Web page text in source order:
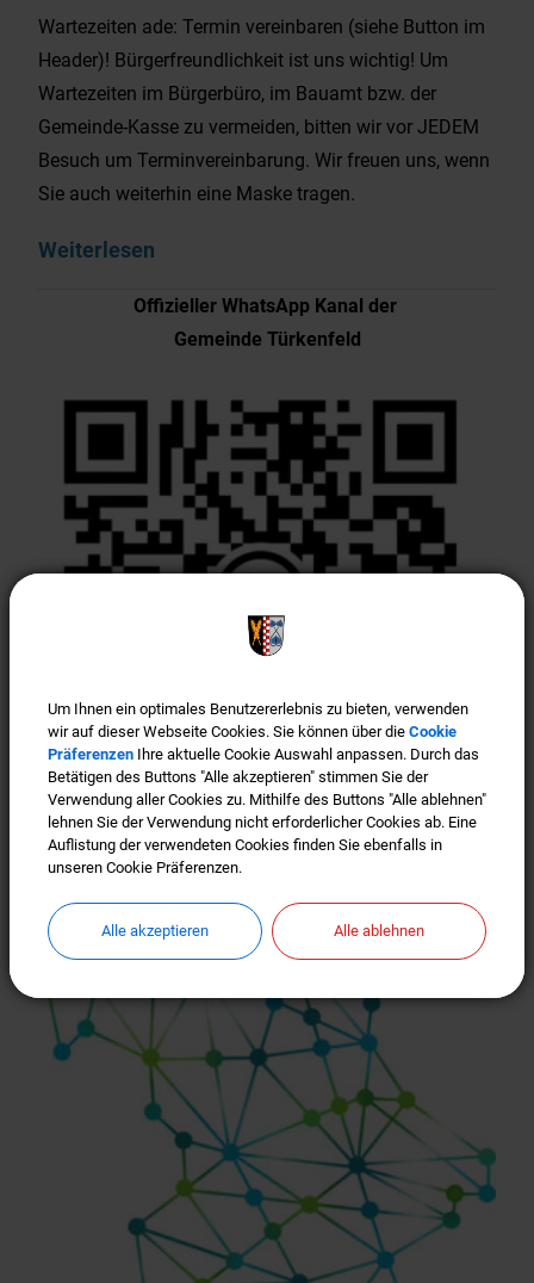
Wartezeiten ade: Termin vereinbaren (siehe Button im
Header)! Bürgerfreundlichkeit ist uns wichtig! Um
Wartezeiten im Bürgerbüro, im Bauamt bzw. der
Gemeinde-Kasse zu vermeiden, bitten wir vor JEDEM
Besuch um Terminvereinbarung. Wir freuen uns, wenn
Sie auch weiterhin eine Maske tragen.
Weiterlesen
Offizieller WhatsApp Kanal der
Gemeinde Türkenfeld
Türkenfeld ist "Gigabit-Region"
Um Ihnen ein optimales Benutzererlebnis zu bieten, verwenden
wir auf dieser Webseite Cookies. Sie können über die Cookie
Präferenzen Ihre aktuelle Cookie Auswahl anpassen. Durch das
Betätigen des Buttons "Alle akzeptieren" stimmen Sie der
Verwendung aller Cookies zu. Mithilfe des Buttons "Alle ablehnen"
lehnen Sie der Verwendung nicht erforderlicher Cookies ab. Eine
Auflistung der verwendeten Cookies finden Sie ebenfalls in
unseren Cookie Präferenzen.
Alle akzeptieren Alle ablehnen
Um Ihnen ein optimales Benutzererlebnis zu bieten, verwenden
wir auf dieser Webseite Cookies. Sie können über die Cookie
Präferenzen Ihre aktuelle Cookie Auswahl anpassen. Durch das
Betätigen des Buttons "Alle akzeptieren" stimmen Sie der
Verwendung aller Cookies zu. Mithilfe des Buttons "Alle ablehnen"
lehnen Sie der Verwendung nicht erforderlicher Cookies ab. Eine
Auflistung der verwendeten Cookies finden Sie ebenfalls in
unseren Cookie Präferenzen.
Alle akzeptieren Alle ablehnen